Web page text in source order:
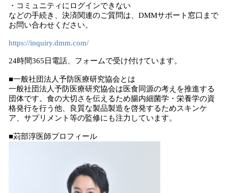
・コミュニティにログインできない
などの手続き、決済関連のご質問は、DMMサポート窓口まで
お問い合わせください。
https://inquiry.dmm.com/
24時間365日電話、フォームで受け付けています。
■一般社団法人予防医療研究協会とは
一般社団法人予防医療研究協会は医食同源の考えを推進する
団体です。食の大切さを伝えるため腸内細菌学・栄養学の資
格発行を行う他、良質な製品製造を啓発するためスキンケ
ア、サプリメント等の監修にも注力しています。
■苅部淳医師プロフィール